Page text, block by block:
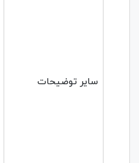
سایر توضیحات